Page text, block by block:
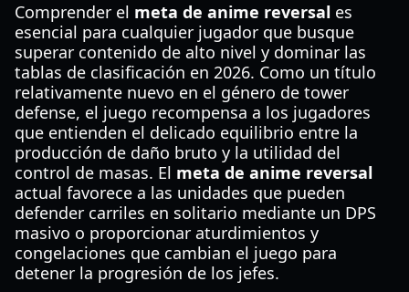
Comprender el meta de anime reversal es
esencial para cualquier jugador que busque
superar contenido de alto nivel y dominar las
tablas de clasificación en 2026. Como un título
relativamente nuevo en el género de tower
defense, el juego recompensa a los jugadores
que entienden el delicado equilibrio entre la
producción de daño bruto y la utilidad del
control de masas. El meta de anime reversal
actual favorece a las unidades que pueden
defender carriles en solitario mediante un DPS
masivo o proporcionar aturdimientos y
congelaciones que cambian el juego para
detener la progresión de los jefes.